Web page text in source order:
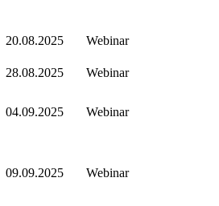
20.08.2025 Webinar
28.08.2025 Webinar
04.09.2025 Webinar
09.09.2025 Webinar